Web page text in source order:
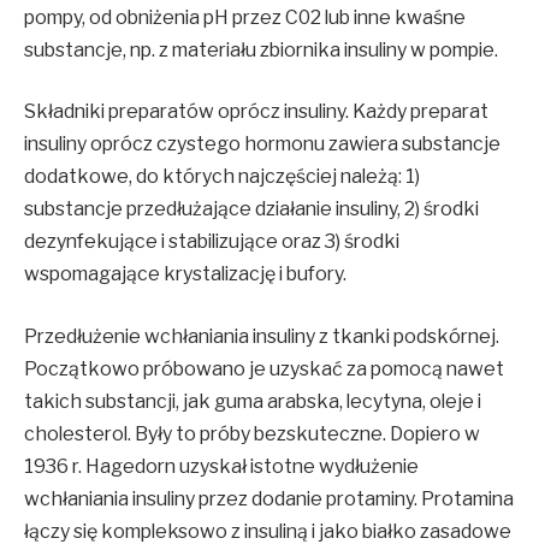
pompy, od obniżenia pH przez C02 lub inne kwaśne
substancje, np. z materiału zbiornika insuliny w pompie.
Składniki preparatów oprócz insuliny. Każdy preparat
insuliny oprócz czystego hormonu zawiera substancje
dodatkowe, do których najczęściej należą: 1)
substancje przedłużające działanie insuliny, 2) środki
dezynfekujące i stabilizujące oraz 3) środki
wspomagające krystalizację i bufory.
Przedłużenie wchłaniania insuliny z tkanki podskórnej.
Początkowo próbowano je uzyskać za pomocą nawet
takich substancji, jak guma arabska, lecytyna, oleje i
cholesterol. Były to próby bezskuteczne. Dopiero w
1936 r. Hagedorn uzyskał istotne wydłużenie
wchłaniania insuliny przez dodanie protaminy. Protamina
łączy się kompleksowo z insuliną i jako białko zasadowe